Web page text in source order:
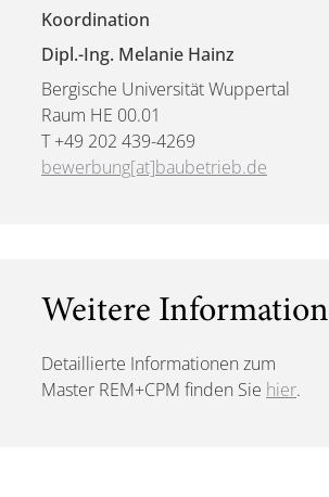
Koordination
Dipl.-Ing. Melanie Hainz
Bergische Universität Wuppertal
Raum HE 00.01
T +49 202 439-4269
bewerbung[at]baubetrieb.de
Weitere Information
Detaillierte Informationen zum
Master REM+CPM finden Sie hier.